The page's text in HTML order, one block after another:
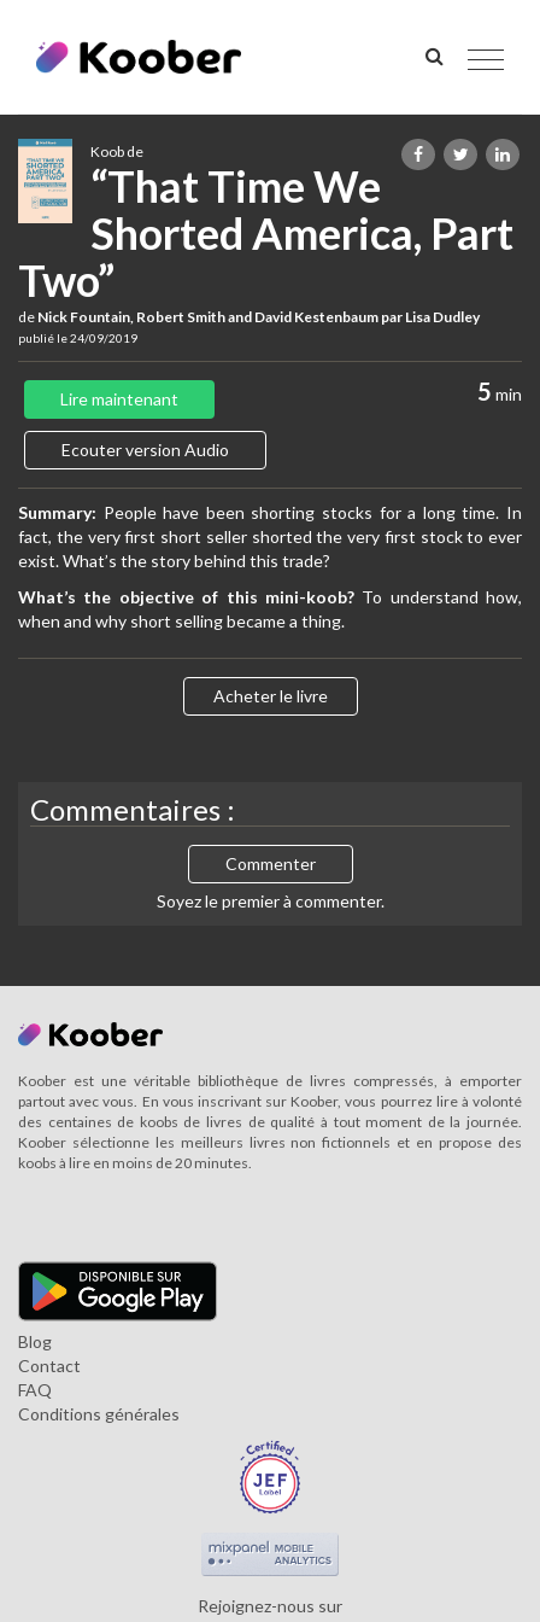
Toggle
Koob de
“That Time We
Shorted America, Part
Two”
de Nick Fountain, Robert Smith and David Kestenbaum par Lisa Dudley
publié le 24/09/2019
5 min
Lire maintenant
Ecouter version Audio
Summary: People have been shorting stocks for a long time. In
fact, the very first short seller shorted the very first stock to ever
exist. What’s the story behind this trade?
What’s the objective of this mini-koob? To understand how,
when and why short selling became a thing.
Acheter le livre
Commentaires :
Commenter
Soyez le premier à commenter.
Koober est une véritable bibliothèque de livres compressés, à emporter
partout avec vous. En vous inscrivant sur Koober, vous pourrez lire à volonté
des centaines de koobs de livres de qualité à tout moment de la journée.
Koober sélectionne les meilleurs livres non fictionnels et en propose des
koobs à lire en moins de 20 minutes.
Blog
Contact
FAQ
Conditions générales
Rejoignez-nous sur